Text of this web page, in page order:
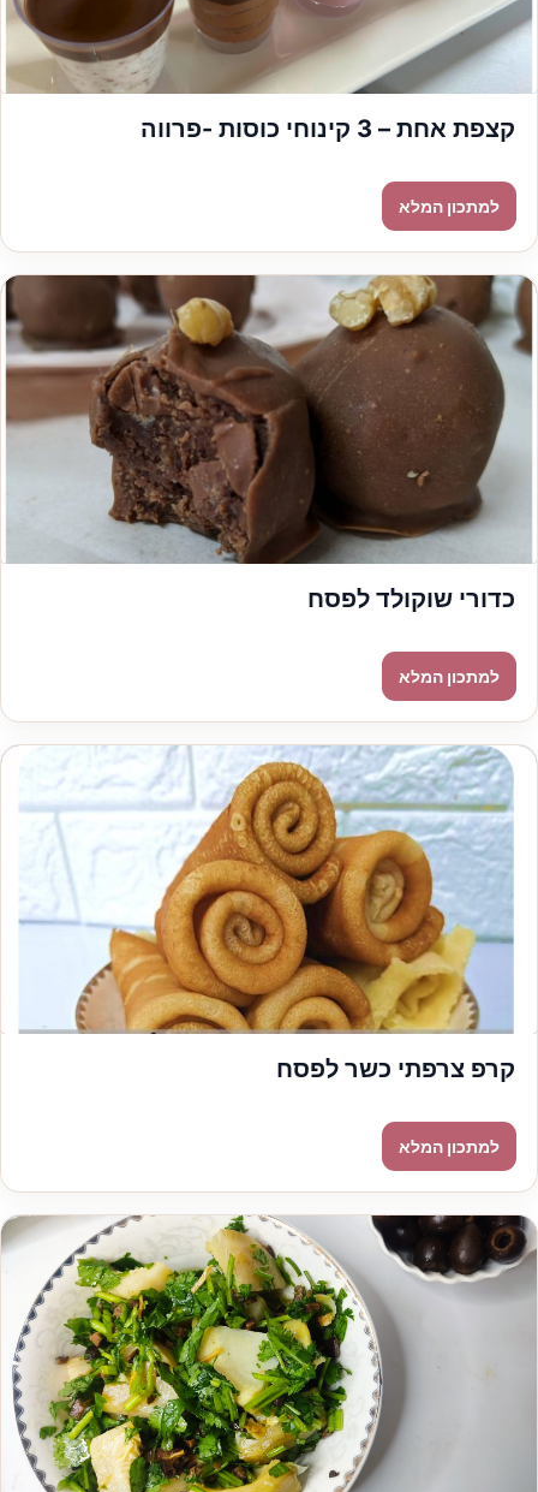
קצפת אחת – 3 קינוחי כוסות -פרווה
כדורי שוקולד לפסח
קרפ צרפתי כשר לפסח